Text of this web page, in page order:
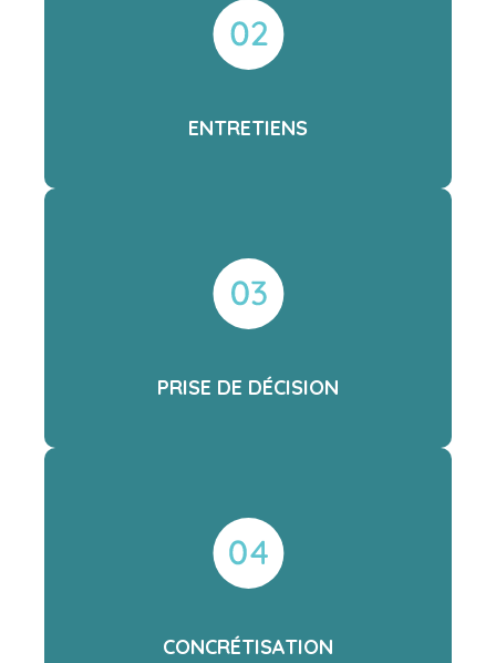
ENTRETIENS
PRISE DE DÉCISION
CONCRÉTISATION